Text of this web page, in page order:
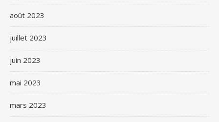
août 2023
juillet 2023
juin 2023
mai 2023
mars 2023